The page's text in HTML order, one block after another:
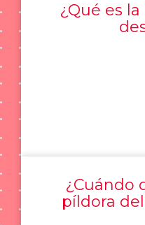
¿Qué es
¿Cuándo
píldora